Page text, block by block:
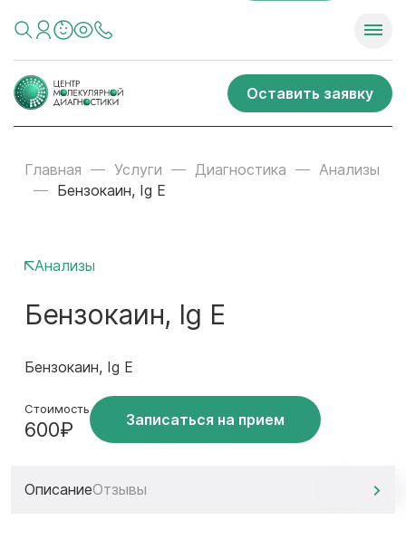
Оставить заявку
Главная Услуги Диагностика
Анализы
Бензокаин, Ig E
Анализы
Бензокаин, Ig E
Бензокаин, Ig E
Стоимость
600₽ Записаться на прием
ОписаниеОтзывы